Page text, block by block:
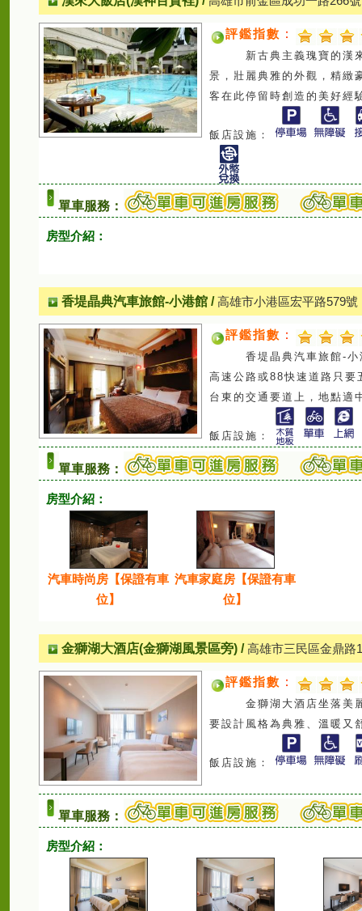
評鑑指數 ：
新古典主義瑰寶的漢來
景，壯麗典雅的外觀，精緻
客在此停留時創造的美好經
飯店設施：
單車服務：
房型介紹：
香堤晶典汽車旅館-小港館 /高雄市小港區宏平路579號
評鑑指數 ：
香堤晶典汽車旅館-小港
高速公路或88快速道路只
台東的交通要道上，地點適
飯店設施：
單車服務：
房型介紹：
汽車時尚房【保證有車
位】
汽車家庭房【保證有車
位】
金獅湖大酒店(金獅湖風景區旁) /高雄市三民區金鼎路
評鑑指數 ：
金獅湖大酒店坐落美麗
要設計風格為典雅、溫暖又
飯店設施：
單車服務：
房型介紹：